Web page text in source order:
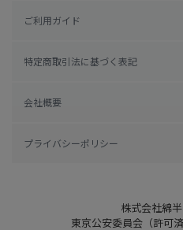
ご利用ガイド
特定商取引法に基づく表記
会社概要
プライバシーポリシー
株式会社綿
東京公安委員会（許可